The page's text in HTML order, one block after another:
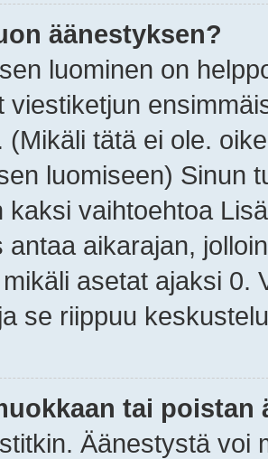
äänestyksen?
luominen on
viestiketjun
(Mikäli tätä ei ole.
luomiseen) Sinun
kaksi vaihtoehtoa
antaa aikarajan,
asetat ajaksi 0.
se riippuu
tai poistan
Äänestystä voi